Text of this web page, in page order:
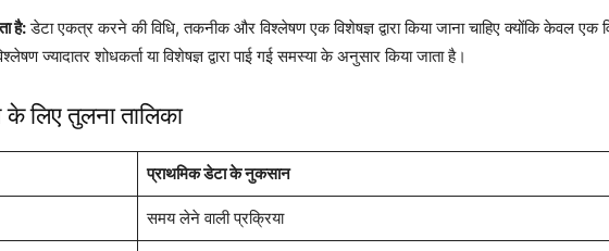
है:डेटा एकत्र करने की विधि, तकनीक और विश्लेषण एक विशेषज्ञ द्वारा किया जाना चाहिए क्योंकि केवल एक
ज्यादातर शोधकर्ता या विशेषज्ञ द्वारा पाई गई समस्या के अनुसार किया जाता है।
लिए तुलना तालिका
प्राथमिक डेटा के नुकसान
समय लेने वाली प्रक्रिया